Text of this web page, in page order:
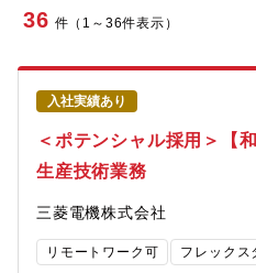
36 件（1～36件表示）
入社実績あり
＜ポテンシャル採用＞【
生産技術業務
三菱電機株式会社
リモートワーク可 フレックス